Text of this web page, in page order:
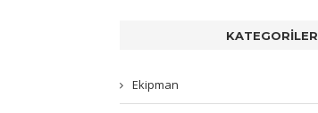
KATEGORILER
Ekipman